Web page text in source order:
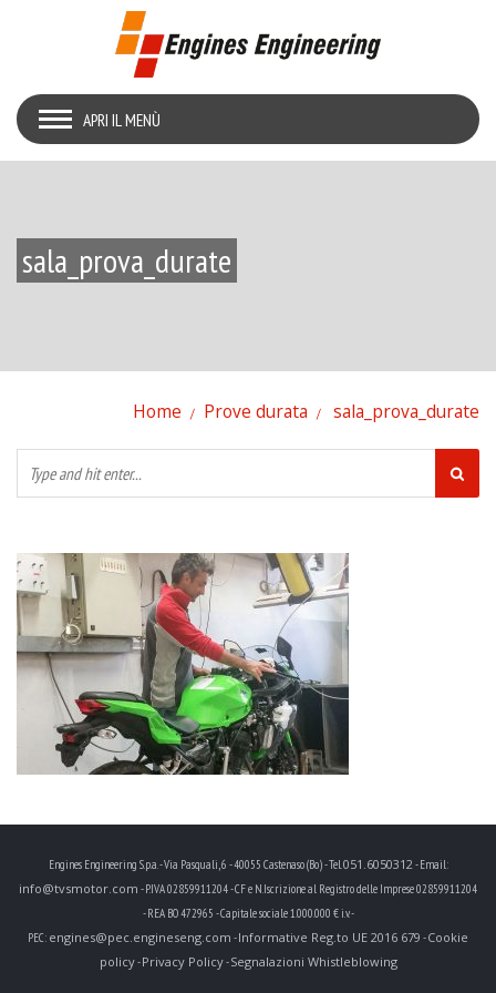
APRI IL MENÙ
sala_prova_durate
Home Prove durata sala_prova_durate
Engines Engineering S.p.a. - Via Pasquali, 6 - 40055 Castenaso (Bo) - Tel.051.6050312- Email:
info@tvsmotor.com - P.IVA 02859911204 - CF e N.Iscrizione al Registro delle Imprese 02859911204
- REA BO 472965 - Capitale sociale 1.000.000 € i.v. -
PEC: engines@pec.engineseng.com -Informative Reg.to UE 2016 679 -Cookie
policy-Privacy Policy-Segnalazioni Whistleblowing